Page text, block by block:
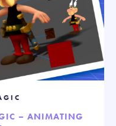
– ANIMATING